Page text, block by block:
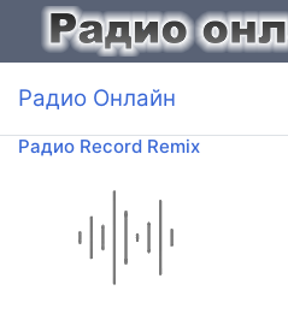
Радио Онлайн
Радио Record Remix